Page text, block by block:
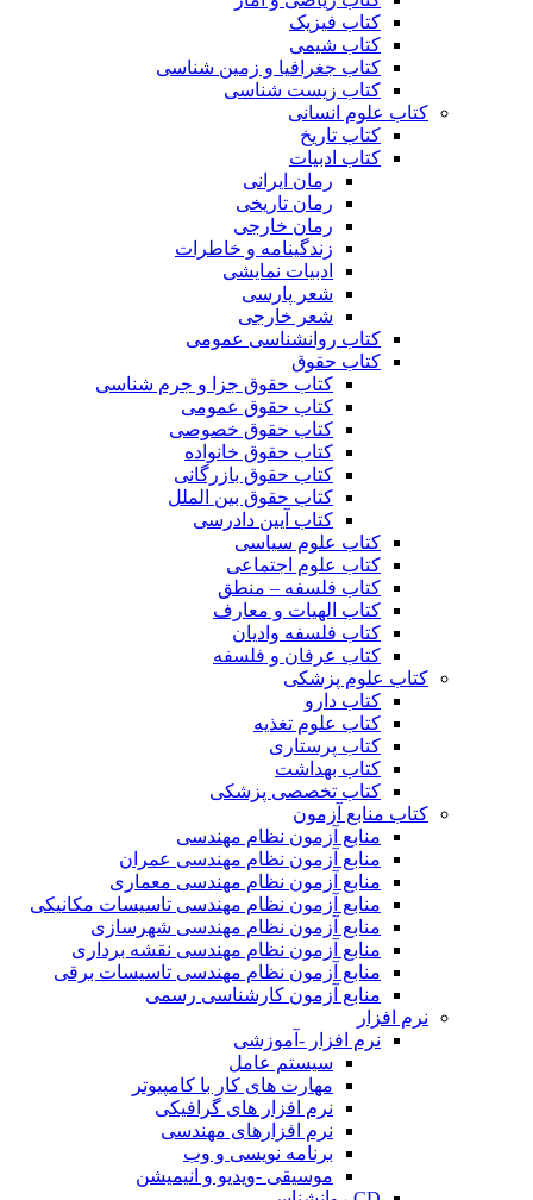
کتاب فیزیک
کتاب شیمی
کتاب جغرافیا و زمین شناسی
کتاب زیست شناسی
کتاب علوم انسانی
کتاب تاریخ
کتاب ادبیات
رمان ایرانی
رمان تاریخی
رمان خارجی
زندگینامه و خاطرات
ادبیات نمایشی
شعر پارسی
شعر خارجی
کتاب روانشناسی عمومی
کتاب حقوق
کتاب حقوق جزا و جرم شناسی
کتاب حقوق عمومی
کتاب حقوق خصوصی
کتاب حقوق خانواده
کتاب حقوق بازرگانی
کتاب حقوق بین الملل
کتاب آیین دادرسی
کتاب علوم سیاسی
کتاب علوم اجتماعی
کتاب فلسفه – منطق
کتاب الهیات و معارف
کتاب فلسفه وادیان
کتاب عرفان و فلسفه
کتاب علوم پزشکی
کتاب دارو
کتاب علوم تغذیه
کتاب پرستاری
کتاب بهداشت
کتاب تخصصی پزشکی
کتاب منابع آزمون
منابع آزمون نظام مهندسی
منابع آزمون نظام مهندسی عمران
منابع آزمون نظام مهندسی معماری
منابع آزمون نظام مهندسی تاسیسات مکانیکی
منابع آزمون نظام مهندسی شهرسازی
منابع آزمون نظام مهندسی نقشه برداری
منابع آزمون نظام مهندسی تاسیسات برقی
منابع آزمون کارشناسی رسمی
نرم افزار
نرم افزار -آموزشی
سیستم عامل
مهارت های کار با کامپیوتر
نرم افزار های گرافیکی
نرم افزارهای مهندسی
برنامه نویسی و وب
موسیقی -ویدیو و انیمیشن